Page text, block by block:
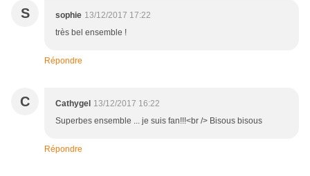
S sophie 13/12/2017 17:22
très bel ensemble !
Répondre
C Cathygel 13/12/2017 16:22
Superbes ensemble ... je suis fan!!!<br /> Bisous bisous
Répondre